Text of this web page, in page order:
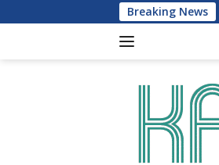
to
Breaking News